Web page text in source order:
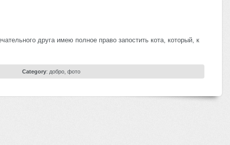
друга имею полное право запостить кота, который, к
Category: добро фото